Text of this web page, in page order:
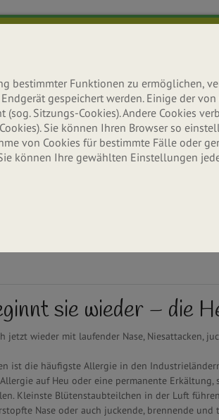
sie wieder – die
jetzt wieder mit laufender Nase, Niesattacken,
ist die häufigste Allergie in den
auf Heu oder eine permanente
Kleinste Blütenstaubteilchen in der Luft
Nase oder auch juckende, brennende
bestimmter Funktionen zu ermöglichen,
gespeichert werden. Einige der
Sitzungs-Cookies). Andere Cookies
Sie können Ihren Browser so
von Cookies für bestimmte Fälle oder
können Ihre gewählten Einstellungen